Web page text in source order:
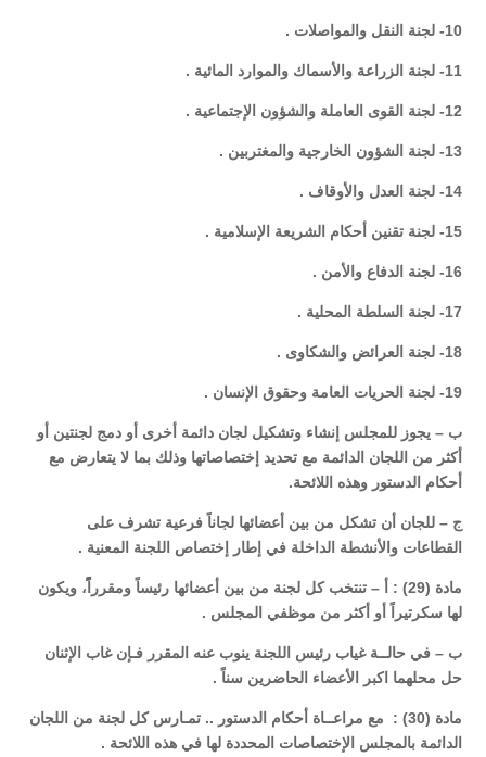
10- لجنة النقل والمواصلات .
11- لجنة الزراعة والأسماك والموارد المائية .
12- لجنة القوى العاملة والشؤون الإجتماعية .
13- لجنة الشؤون الخارجية والمغتربين .
14- لجنة العدل والأوقاف .
15- لجنة تقنين أحكام الشريعة الإسلامية .
16- لجنة الدفاع والأمن .
17- لجنة السلطة المحلية .
18- لجنة العرائض والشكاوى .
19- لجنة الحريات العامة وحقوق الإنسان .
ب – يجوز للمجلس إنشاء وتشكيل لجان دائمة أخرى أو دمج لجنتين أو
أكثر من اللجان الدائمة مع تحديد إختصاصاتها وذلك بما لا يتعارض مع
أحكام الدستور وهذه اللائحة.
ج – للجان أن تشكل من بين أعضائها لجاناً فرعية تشرف على
القطاعات والأنشطة الداخلة في إطار إختصاص اللجنة المعنية .
مادة (29) : أ – تنتخب كل لجنة من بين أعضائها رئيساً ومقرراًًً، ويكون
لها سكرتيراً أو أكثر من موظفي المجلس .
ب – في حالــة غياب رئيس اللجنة ينوب عنه المقرر فـإن غاب الإثنان
حل محلهما اكبر الأعضاء الحاضرين سناً .
مادة (30) : مع مراعــاة أحكام الدستور .. تمـارس كل لجنة من اللجان
الدائمة بالمجلس الإختصاصات المحددة لها في هذه اللائحة .